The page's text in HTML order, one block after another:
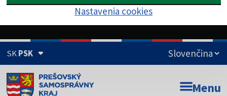
Nastavenia cookies
SKPSK
Doména psk.sk je oficiálna Menu